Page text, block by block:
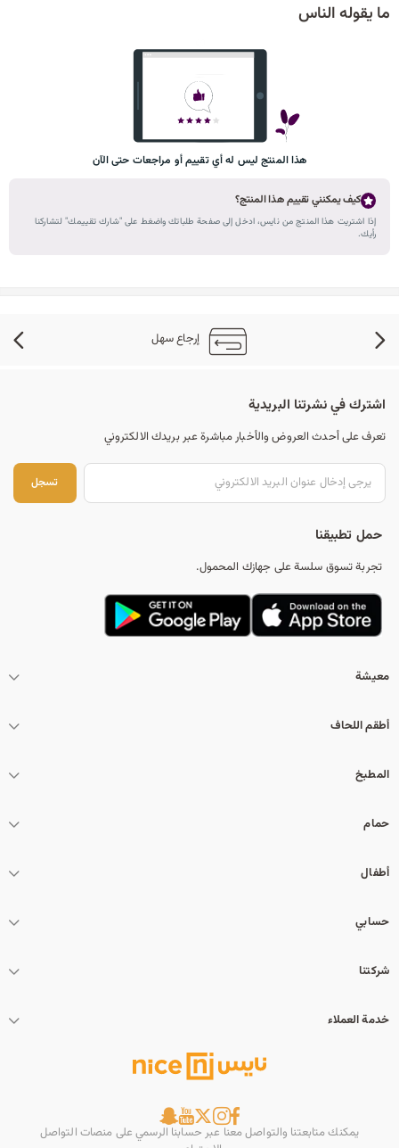
ما يقوله الناس
هذا المنتج ليس له أي تقييم أو مراجعات حتى الآن
كيف يمكنني تقييم هذا المنتج؟
إذا اشتريت هذا المنتج من نايس، ادخل إلى صفحة طلباتك واضغط على "شارك تقييمك" لتشاركنا
رأيك.
إرجاع سهل
اشترك في نشرتنا البريدية
تعرف على أحدث العروض والأخبار مباشرة عبر بريدك الالكتروني
تسجل
حمل تطبيقنا
تجربة تسوق سلسة على جهازك المحمول.
معيشة
أطقم اللحاف
المطبخ
حمام
أطفال
حسابي
شركتنا
خدمة العملاء
يمكنك متابعتنا والتواصل معنا عبر حسابنا الرسمي على منصات التواصل